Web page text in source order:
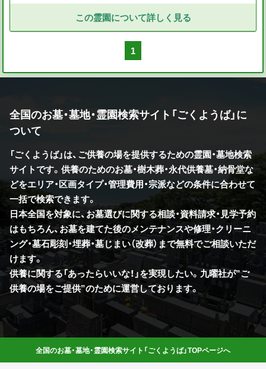
この霊園について詳しく見る
1
全国のお墓・墓地・霊園検索サイト「ごくようば」に
ついて
「ごくようば」は、ご供養の場を提供するための霊園・墓地検索
サイトです。供養のためのお墓・樹木葬・永代供養墓・納骨堂な
どをエリア・区画タイプ・管理費用・宗派などの条件に合わせて
一括で検索できます。
日本全国を対象に、お墓選びに関する相談・資料請求・見学予約
はもちろん、お墓を建てた後のメンテナンスや修理・クリーニ
ング・墓石彫刻・埋葬・墓じまい（改葬）まで無料でご相談いただ
けます。
供養に関する「あったらいいな！」を実現したい。九曜社が”ご
供養の場をご提供”のために運営しております。
全国のお墓・墓地・霊園検索サイト「ごくようば」TOPページへ